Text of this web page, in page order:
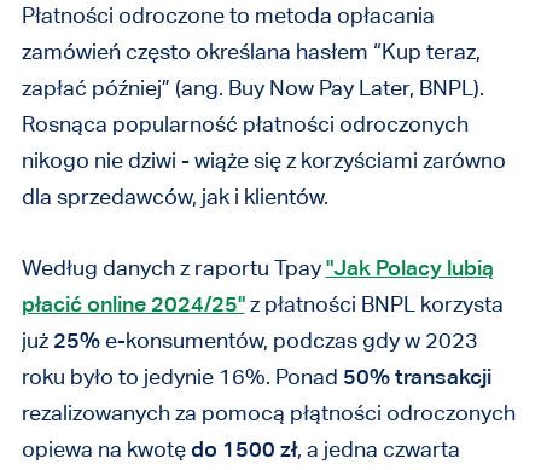
Płatności odroczone to metoda opłacania
zamówień często określana hasłem “Kup teraz,
zapłać później” (ang. Buy Now Pay Later, BNPL).
Rosnąca popularność płatności odroczonych
nikogo nie dziwi - wiąże się z korzyściami zarówno
dla sprzedawców, jak i klientów.
Według danych z raportu Tpay"Jak Polacy lubią
płacić online 2024/25"z płatności BNPL korzysta
już 25%e-konsumentów, podczas gdy w 2023
roku było to jedynie 16%. Ponad 50% transakcji
rezalizowanych za pomocą płątności odroczonych
opiewa na kwotędo 1500 zł, a jedna czwarta